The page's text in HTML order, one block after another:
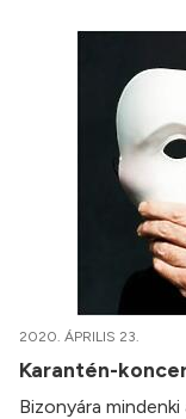
2020. ÁPRILIS 23.
Karantén-
Bizonyára